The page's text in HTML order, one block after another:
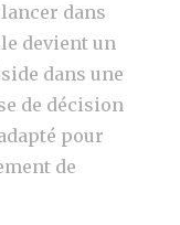
dans
devient un
dans une
de décision
pour
de